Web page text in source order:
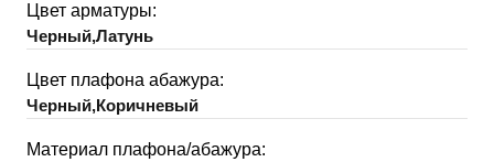
Цвет арматуры:
Черный,Латунь
Цвет плафона абажура:
Черный,Коричневый
Материал плафона/абажура: